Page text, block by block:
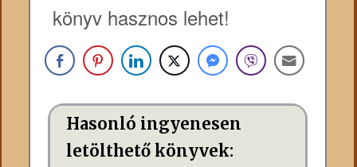
könyv hasznos lehet!
Hasonló ingyenesen
letölthető könyvek: